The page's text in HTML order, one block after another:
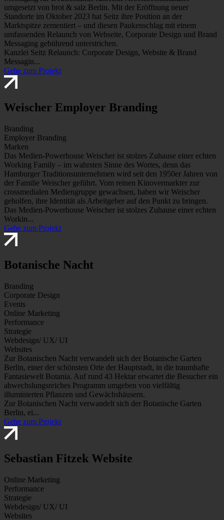
umgesetzt von brot & salz Berlin. Mit der Eröffnung neuer
Standorte im Oktober 2023 hat Seitz ihre Position an der
Marktspitze zementiert – und diesen Paukenschlag mit einem
umfassenden Relaunch von Webseite, Corporate Design und Brand
Messaging gebührend unterstrichen.
Kanzlei Seitz Relaunch: Corporate Design, Website & Brand
Messagin...
Gehe zum Projekt
Weischer Employer Branding
Branding
Employer Branding
Marken
Das Medien-Powerhouse Weischer ist stolzes Zuhause einer echten
Working Family – im wahrsten Sinne des Wortes, denn das
Hamburger Traditionsunternehmen wird seit den 1950er Jahren von
der Familie Weischer geführt. Vom reinen Kinovermarkter zur
crossmedialen Mediengruppe gewachsen, haben wir Weischer
geholfen, ihre Identität als Arbeitgeber auf den Punkt zu bringen.
Das Medien-Powerhouse Weischer ist stolzes Zuhause einer echten
Workin...
Gehe zum Projekt
Botanische Nacht
Branding
Corporate Design
Events
Online Marketing
Performance
Strategie
Webdesign/ UX/ UI
Websites
Zur Botanischen Nacht verwandelt sich der Botanische Garten
Berlin, einer der schönsten Orte der Hauptstadt, in die traumhafte
Fantasiewelt Botania. Auf rund 43 Hektar erwartet die Besucher ein
abwechslungsreiches Programm umgeben von vielfältig
illuminierten Pflanzen und Gewächshäusern.
Zur Botanischen Nacht verwandelt sich der Botanische Garten
Berlin, ei...
Gehe zum Projekt
Sebastian Fitzek Website
Online Marketing
Performance
Strategie
Webdesign/ UX/ UI
Websites